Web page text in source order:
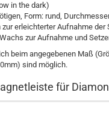
in the dark)
Form: rund,
erleichterter Aufnahme der
zur Aufnahme und
beim angegebenen Maß
sind möglich.
für